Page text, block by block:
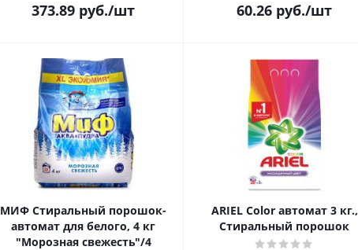
373.89 руб./шт 60.26 руб./шт
МИФ Стиральный порошок-
автомат для белого, 4 кг
"Морозная свежесть"/4
ARIEL Color автомат 3 кг.,
Стиральный порошок